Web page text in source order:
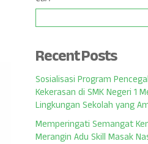
Recent Posts
Sosialisasi Program
Kekerasan di SMK Negeri 1
Lingkungan Sekolah yang
Memperingati Semangat
Merangin Adu Skill Masak